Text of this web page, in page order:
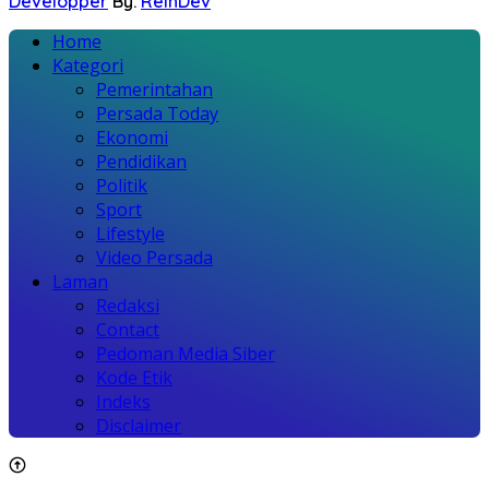
Home
Kategori
Pemerintahan
Persada Today
Ekonomi
Pendidikan
Politik
Sport
Lifestyle
Video Persada
Laman
Redaksi
Contact
Pedoman Media Siber
Kode Etik
Indeks
Disclaimer